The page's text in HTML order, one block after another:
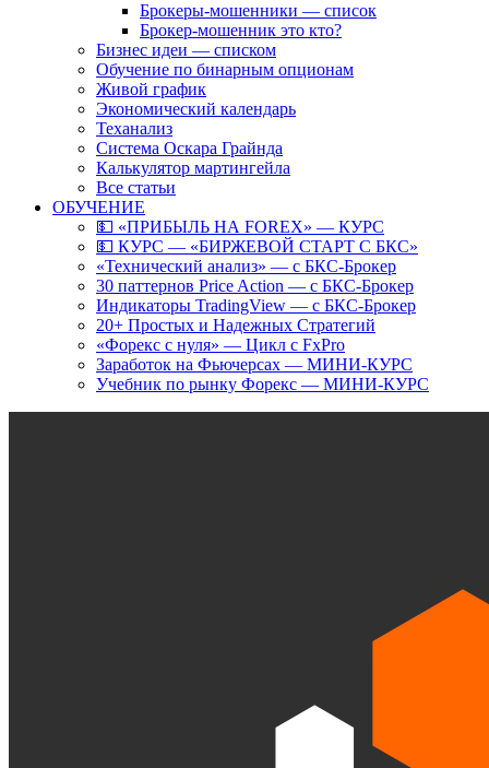
Брокеры-мошенники — список
Брокер-мошенник это кто?
Бизнес идеи — списком
Обучение по бинарным опционам
Живой график
Экономический календарь
Теханализ
Система Оскара Грайнда
Калькулятор мартингейла
Все статьи
ОБУЧЕНИЕ
💵 «ПРИБЫЛЬ НА FOREX» — КУРС
💵 КУРС — «БИРЖЕВОЙ СТАРТ С БКС»
«Технический анализ» — с БКС-Брокер
30 паттернов Price Action — с БКС-Брокер
Индикаторы TradingView — с БКС-Брокер
20+ Простых и Надежных Стратегий
«Форекс с нуля» — Цикл с FxPro
Заработок на Фьючерсах — МИНИ-КУРС
Учебник по рынку Форекс — МИНИ-КУРС